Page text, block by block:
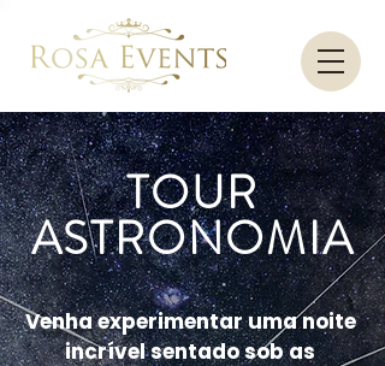
TOUR
ASTRONOMIA
Venha experimentar uma noite
incrível sentado sob as